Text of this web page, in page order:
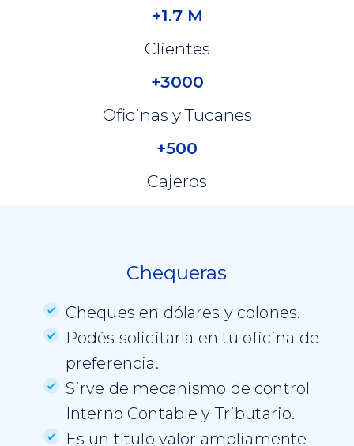
+1.7 M
Clientes
+3000
Oficinas y Tucanes
+500
Cajeros
Chequeras
Cheques en dólares y colones.
Podés solicitarla en tu oficina de
preferencia.
Sirve de mecanismo de control
Interno Contable y Tributario.
Es un título valor ampliamente